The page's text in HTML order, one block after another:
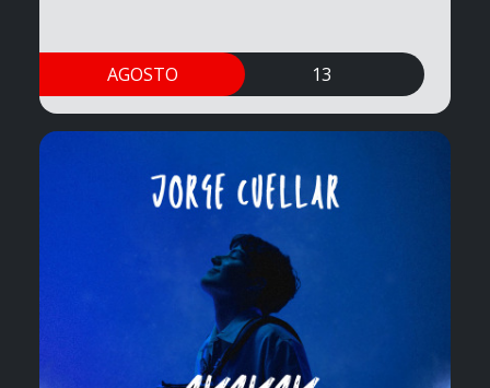
AGOSTO 13